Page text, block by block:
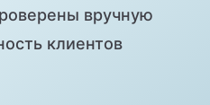
вручную
клиентов